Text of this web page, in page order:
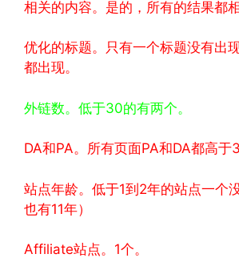
相关的内容。是的，所有的结果都
优化的标题。只有一个标题没有出
都出现。
外链数。低于30的有两个。
DA和PA。所有页面PA和DA都高于
站点年龄。低于1到2年的站点一个
也有11年）
Affiliate站点。1个。